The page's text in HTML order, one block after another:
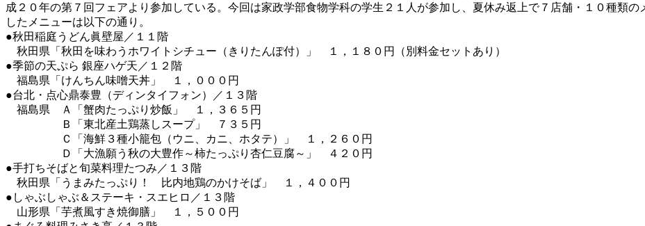
成２０年の第７回フェアより参加している。今回は家政学部食物学科の学生２１人が参加し、夏休み返上で７店舗・１０種類
したメニューは以下の通り。
●秋田稲庭うどん眞壁屋／１１階
秋田県「秋田を味わうホワイトシチュー（きりたんぽ付）」 １，１８０円（別料金セットあり）
●季節の天ぷら 銀座ハゲ天／１２階
福島県「けんちん味噌天丼」 １，０００円
●台北・点心鼎泰豊（ディンタイフォン）／１３階
福島県 Ａ「蟹肉たっぷり炒飯」 １，３６５円
Ｂ「東北産土鶏蒸しスープ」 ７３５円
Ｃ「海鮮３種小籠包（ウニ、カニ、ホタテ）」 １，２６０円
Ｄ「大漁願う秋の大豊作～柿たっぷり杏仁豆腐～」 ４２０円
●手打ちそばと旬菜料理たつみ／１３階
秋田県「うまみたっぷり！ 比内地鶏のかけそば」 １，４００円
●しゃぶしゃぶ＆ステーキ・スエヒロ／１３階
山形県「芋煮風すき焼御膳」 １，５００円